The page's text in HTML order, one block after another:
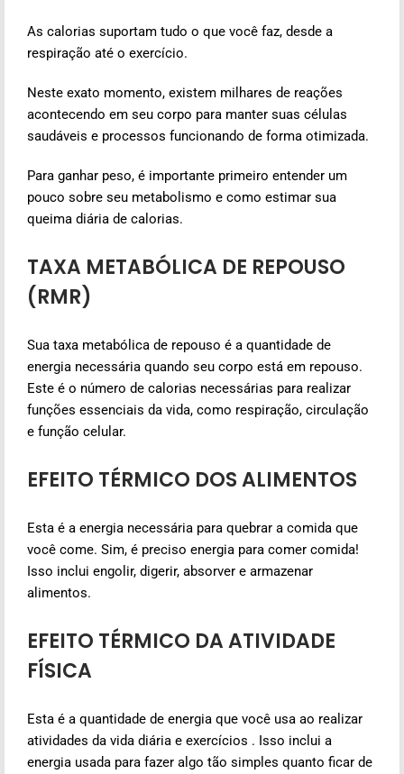
As calorias suportam tudo o que você faz, desde a
respiração até o exercício.
Neste exato momento, existem milhares de reações
acontecendo em seu corpo para manter suas células
saudáveis e processos funcionando de forma otimizada.
Para ganhar peso, é importante primeiro entender um
pouco sobre seu metabolismo e como estimar sua
queima diária de calorias.
TAXA METABÓLICA DE REPOUSO
(RMR)
Sua taxa metabólica de repouso é a quantidade de
energia necessária quando seu corpo está em repouso.
Este é o número de calorias necessárias para realizar
funções essenciais da vida, como respiração, circulação
e função celular.
EFEITO TÉRMICO DOS ALIMENTOS
Esta é a energia necessária para quebrar a comida que
você come. Sim, é preciso energia para comer comida!
Isso inclui engolir, digerir, absorver e armazenar
alimentos.
EFEITO TÉRMICO DA ATIVIDADE
FÍSICA
Esta é a quantidade de energia que você usa ao realizar
atividades da vida diária e exercícios . Isso inclui a
energia usada para fazer algo tão simples quanto ficar de